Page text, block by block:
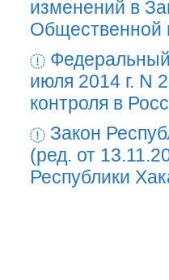
изменений в
Общественной
июля 2014 г. N
контроля в
Закон
(ред. от
Республики